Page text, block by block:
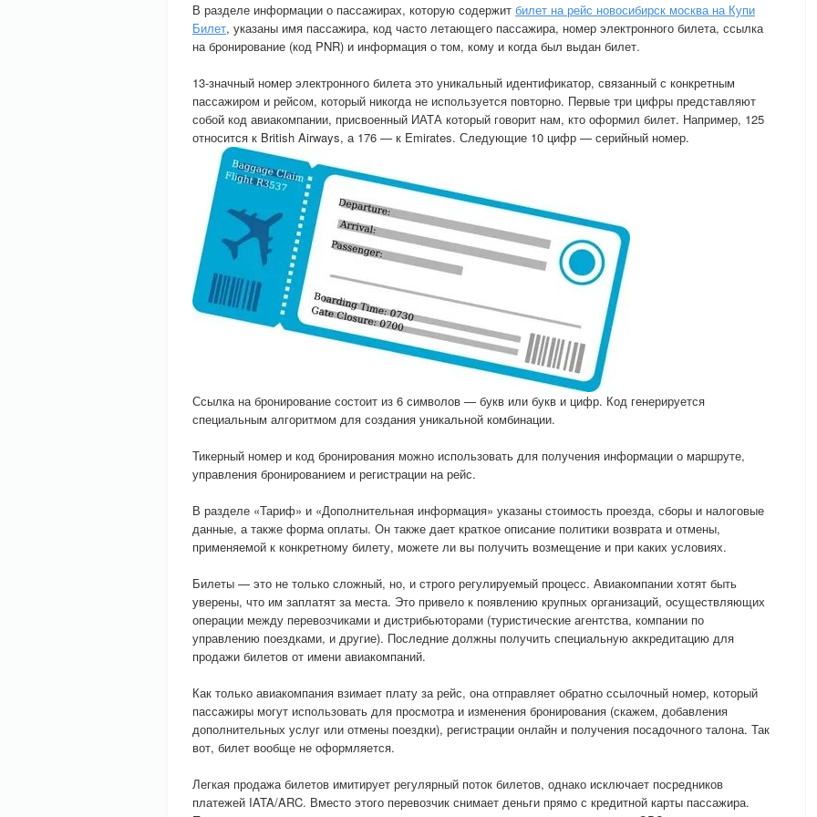
В разделе информации о пассажирах, которую содержит билет на рейс новосибирск москва на Купи
Билет, указаны имя пассажира, код часто летающего пассажира, номер электронного билета, ссылка
на бронирование (код PNR) и информация о том, кому и когда был выдан билет.
13-значный номер электронного билета это уникальный идентификатор, связанный с конкретным
пассажиром и рейсом, который никогда не используется повторно. Первые три цифры представляют
собой код авиакомпании, присвоенный ИАТА который говорит нам, кто оформил билет. Например, 125
относится к British Airways, а 176 — к Emirates. Следующие 10 цифр — серийный номер.
Ссылка на бронирование состоит из 6 символов — букв или букв и цифр. Код генерируется
специальным алгоритмом для создания уникальной комбинации.
Тикерный номер и код бронирования можно использовать для получения информации о маршруте,
управления бронированием и регистрации на рейс.
В разделе «Тариф» и «Дополнительная информация» указаны стоимость проезда, сборы и налоговые
данные, а также форма оплаты. Он также дает краткое описание политики возврата и отмены,
применяемой к конкретному билету, можете ли вы получить возмещение и при каких условиях.
Билеты — это не только сложный, но, и строго регулируемый процесс. Авиакомпании хотят быть
уверены, что им заплатят за места. Это привело к появлению крупных организаций, осуществляющих
операции между перевозчиками и дистрибьюторами (туристические агентства, компании по
управлению поездками, и другие). Последние должны получить специальную аккредитацию для
продажи билетов от имени авиакомпаний.
Как только авиакомпания взимает плату за рейс, она отправляет обратно ссылочный номер, который
пассажиры могут использовать для просмотра и изменения бронирования (скажем, добавления
дополнительных услуг или отмены поездки), регистрации онлайн и получения посадочного талона. Так
вот, билет вообще не оформляется.
Легкая продажа билетов имитирует регулярный поток билетов, однако исключает посредников
платежей IATA/ARC. Вместо этого перевозчик снимает деньги прямо с кредитной карты пассажира.